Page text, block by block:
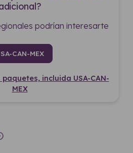
podrían interesarte
CAN-MEX
incluida USA-CAN-
MEX